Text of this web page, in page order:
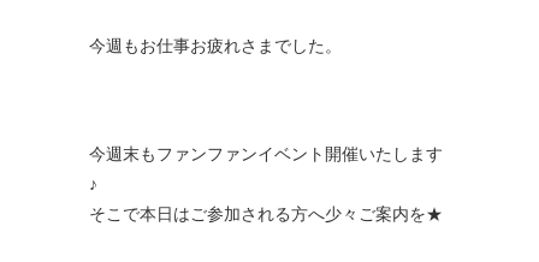
今週もお仕事お疲れさまでした。
今週末もファンファンイベント開催いたします
♪
そこで本日はご参加される方へ少々ご案内を★